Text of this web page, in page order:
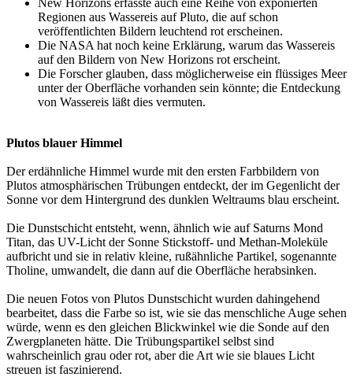
New Horizons erfasste auch eine Reihe von exponierten
Regionen aus Wassereis auf Pluto, die auf schon
veröffentlichten Bildern leuchtend rot erscheinen.
Die NASA hat noch keine Erklärung, warum das Wassereis
auf den Bildern von New Horizons rot erscheint.
Die Forscher glauben, dass möglicherweise ein flüssiges Meer
unter der Oberfläche vorhanden sein könnte; die Entdeckung
von Wassereis läßt dies vermuten.
Plutos blauer Himmel
Der erdähnliche Himmel wurde mit den ersten Farbbildern von
Plutos atmosphärischen Trübungen entdeckt, der im Gegenlicht der
Sonne vor dem Hintergrund des dunklen Weltraums blau erscheint.
Die Dunstschicht entsteht, wenn, ähnlich wie auf Saturns Mond
Titan, das UV-Licht der Sonne Stickstoff- und Methan-Moleküle
aufbricht und sie in relativ kleine, rußähnliche Partikel, sogenannte
Tholine, umwandelt, die dann auf die Oberfläche herabsinken.
Die neuen Fotos von Plutos Dunstschicht wurden dahingehend
bearbeitet, dass die Farbe so ist, wie sie das menschliche Auge sehen
würde, wenn es den gleichen Blickwinkel wie die Sonde auf den
Zwergplaneten hätte. Die Trübungspartikel selbst sind
wahrscheinlich grau oder rot, aber die Art wie sie blaues Licht
streuen ist faszinierend.